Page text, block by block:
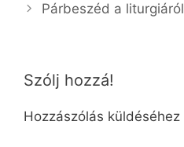
Párbeszéd a liturgiáról
Szólj hozzá!
Hozzászólás küldéséhez